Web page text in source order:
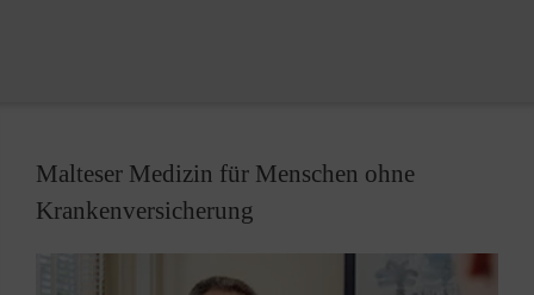
Malteser Medizin für Menschen ohne
Krankenversicherung